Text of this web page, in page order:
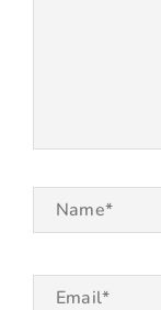
Name*
Email*